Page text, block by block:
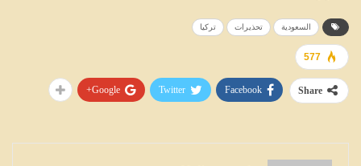
السعودية تحذيرات تركيا
577
Share
Facebook
Twitter
Google+